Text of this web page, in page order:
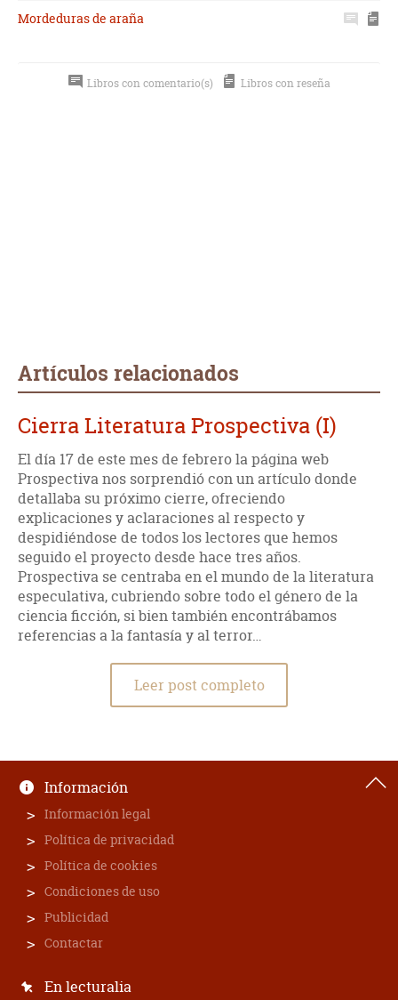
Mordeduras de araña
Libros con comentario(s) Libros con reseña
Artículos relacionados
Cierra Literatura Prospectiva (I)
El día 17 de este mes de febrero la página web
Prospectiva nos sorprendió con un artículo donde
detallaba su próximo cierre, ofreciendo
explicaciones y aclaraciones al respecto y
despidiéndose de todos los lectores que hemos
seguido el proyecto desde hace tres años.
Prospectiva se centraba en el mundo de la literatura
especulativa, cubriendo sobre todo el género de la
ciencia ficción, si bien también encontrábamos
referencias a la fantasía y al terror…
Leer post completo
Información
Información legal
Política de privacidad
Política de cookies
Condiciones de uso
Publicidad
Contactar
En lecturalia